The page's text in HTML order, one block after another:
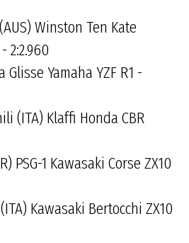
Winston Ten Kate
2:2.960
Glisse Yamaha YZF R1 -
(ITA) Klaffi Honda CBR
PSG-1 Kawasaki Corse ZX10
Kawasaki Bertocchi ZX10